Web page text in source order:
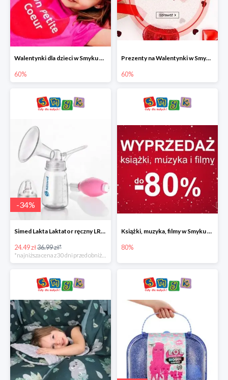
Walentynki dla dzieci w Smyku do -60%
60%
Prezenty na Walentynki w Smyku do -60%
60%
-34%
Simed Lakta Laktator ręczny LR-8 -34%
24.49 zł36.99 zł*
*najniższa cena z 30 dni przed obniżką
Książki, muzyka, filmy w Smyku do -80%
80%